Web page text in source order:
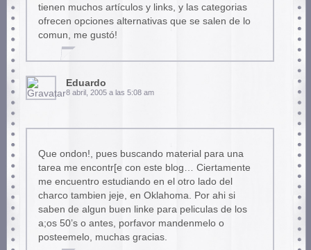
tienen muchos artículos y links, y las categorias
ofrecen opciones alternativas que se salen de lo
comun, me gustó!
Eduardo
8 abril, 2005 a las 5:08 am
Que ondon!, pues buscando material para una
tarea me encontr[e con este blog… Ciertamente
me encuentro estudiando en el otro lado del
charco tambien jeje, en Oklahoma. Por ahi si
saben de algun buen linke para peliculas de los
a;os 50’s o antes, porfavor mandenmelo o
posteemelo, muchas gracias.